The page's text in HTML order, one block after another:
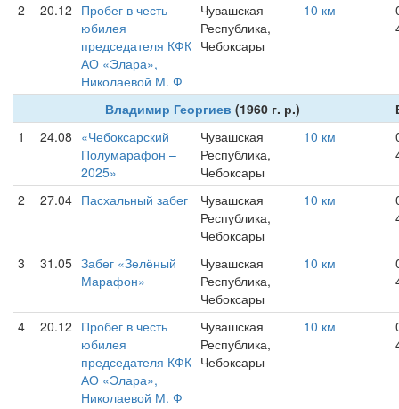
2 20.12 Пробег в честь
юбилея
председателя КФК
АО «Элара»,
Николаевой М. Ф
Чувашская
Республика,
Чебоксары
10 км
Владимир Георгиев (1960 г. р.)
1
24.08 «Чебоксарский
Полумарафон –
2025»
Чувашская
Республика,
Чебоксары
10 км
2 27.04 Пасхальный забег
Чувашская
Республика,
Чебоксары
10 км
3 31.05 Забег «Зелёный
Марафон»
Чувашская
Республика,
Чебоксары
10 км
4 20.12 Пробег в честь
юбилея
председателя КФК
АО «Элара»,
Николаевой М. Ф
Чувашская
Республика,
Чебоксары
10 км